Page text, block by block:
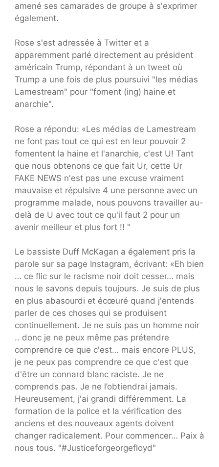
amené ses camarades de groupe à s'exprimer
également.
Rose s'est adressée à Twitter et a
apparemment parlé directement au président
américain Trump, répondant à un tweet où
Trump a une fois de plus poursuivi "les médias
Lamestream" pour "foment (ing) haine et
anarchie".
Rose a répondu: «Les médias de Lamestream
ne font pas tout ce qui est en leur pouvoir 2
fomentent la haine et l'anarchie, c'est U! Tant
que nous obtenons ce que fait Ur, cette Ur
FAKE NEWS n'est pas une excuse vraiment
mauvaise et répulsive 4 une personne avec un
programme malade, nous pouvons travailler au-
delà de U avec tout ce qu'il faut 2 pour un
avenir meilleur et plus fort !! "
Le bassiste Duff McKagan a également pris la
parole sur sa page Instagram, écrivant: «Eh bien
… ce flic sur le racisme noir doit cesser… mais
nous le savons depuis toujours. Je suis de plus
en plus abasourdi et écœuré quand j'entends
parler de ces choses qui se produisent
continuellement. Je ne suis pas un homme noir
.. donc je ne peux même pas prétendre
comprendre ce que c'est… mais encore PLUS,
je ne peux pas comprendre ce que c'est que
d'être un connard blanc raciste. Je ne
comprends pas. Je ne l’obtiendrai jamais.
Heureusement, j'ai grandi différemment. La
formation de la police et la vérification des
anciens et des nouveaux agents doivent
changer radicalement. Pour commencer… Paix à
nous tous. "#Justiceforgeorgefloyd"